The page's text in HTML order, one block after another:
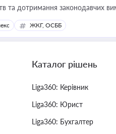
та дотримання законодавчих
ЖКГ, ОСББ
Каталог рішень
Liga360: Керівник
Liga360: Юрист
Liga360: Бухгалтер